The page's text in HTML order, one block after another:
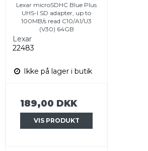
Lexar microSDHC Blue Plus
UHS-I SD adapter, up to
100MB/s read C10/A1/U3
(V30) 64GB
Lexar
22483
Ikke på lager i butik
189,00 DKK
VIS PRODUKT